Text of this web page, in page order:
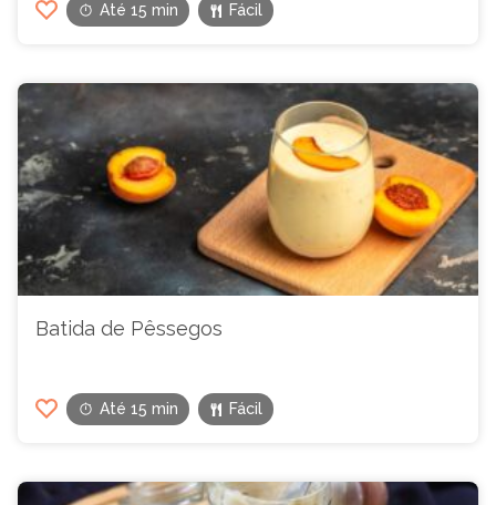
Até 15 min Fácil
Batida de Pêssegos
Até 15 min Fácil